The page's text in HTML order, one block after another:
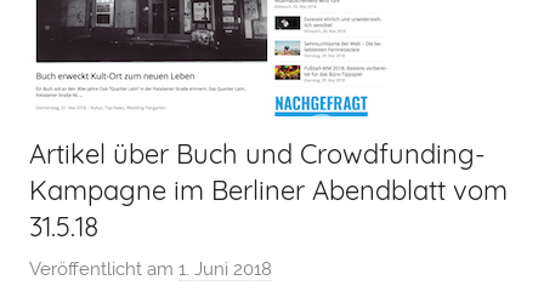
Artikel über Buch und Crowdfunding-
Kampagne im Berliner Abendblatt vom
31.5.18
Veröffentlicht am 1. Juni 2018